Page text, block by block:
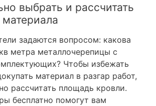
выбрать и рассчитать
задаются вопросом: какова
метра металлочерепицы с
Чтобы избежать
материал в разгар работ,
рассчитать площадь кровли.
бесплатно помогут вам